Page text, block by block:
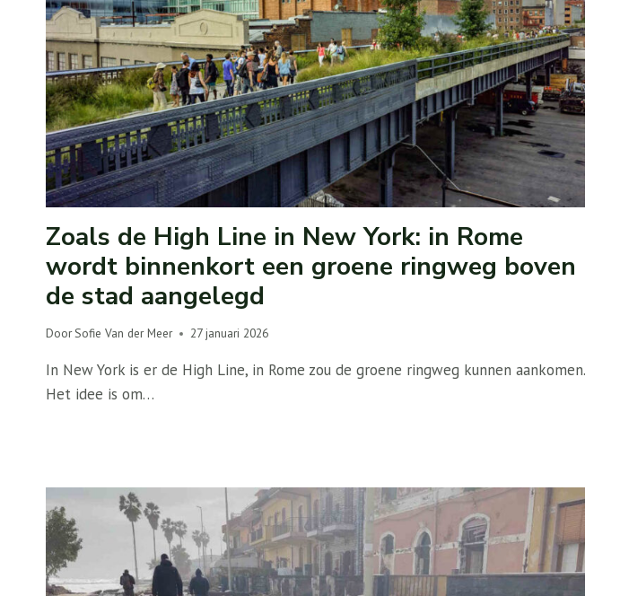
Zoals de High Line in New York: in Rome
wordt binnenkort een groene ringweg boven
de stad aangelegd
DoorSofie Van der Meer 27 januari 2026
In New York is er de High Line, in Rome zou de groene ringweg kunnen aankomen.
Het idee is om…